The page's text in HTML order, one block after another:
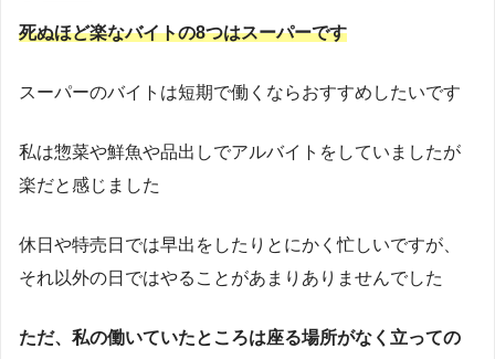
死ぬほど楽なバイトの8つはスーパーです
スーパーのバイトは短期で働くならおすすめしたいです
私は惣菜や鮮魚や品出しでアルバイトをしていましたが
楽だと感じました
休日や特売日では早出をしたりとにかく忙しいですが、
それ以外の日ではやることがあまりありませんでした
ただ、私の働いていたところは座る場所がなく立っての